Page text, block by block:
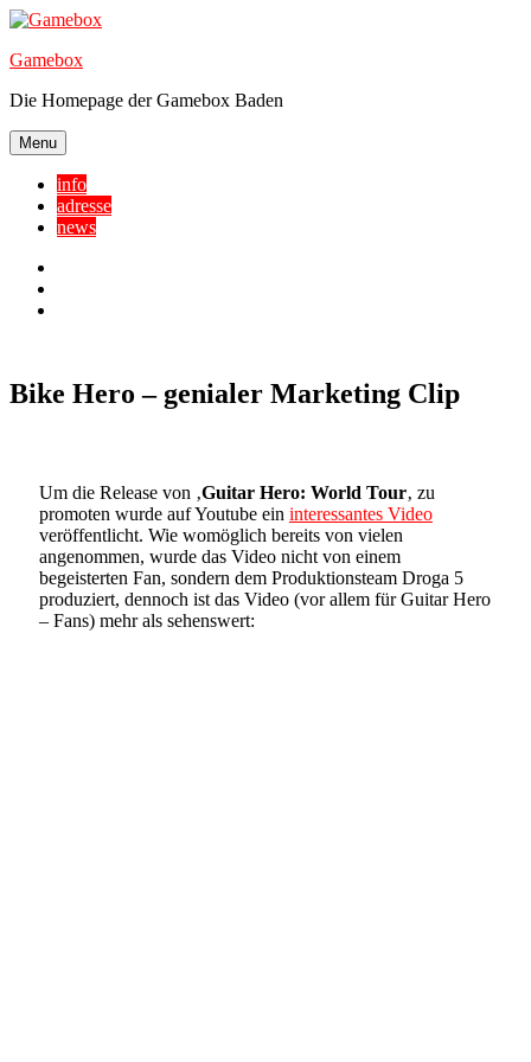
Skip
content
Gamebox
Die Homepage der Gamebox Baden
Menu
info
adresse
news
Bike Hero – genialer Marketing Clip
Um die Release von ‚Guitar Hero: World Tour‚ zu
promoten wurde auf Youtube ein interessantes Video
veröffentlicht. Wie womöglich bereits von vielen
angenommen, wurde das Video nicht von einem
begeisterten Fan, sondern dem Produktionsteam Droga 5
produziert, dennoch ist das Video (vor allem für Guitar Hero
– Fans) mehr als sehenswert: